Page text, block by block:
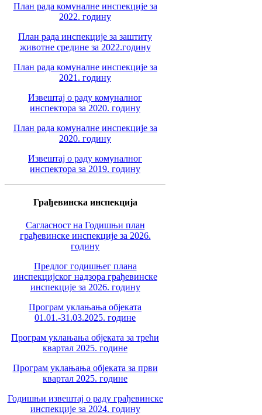
План рада комуналне инспекције за
2022. годину
План рада инспекције за заштиту
животне средине за 2022.годину
План рада комуналне инспекције за
2021. годину
Извештај о раду комуналног
инспектора за 2020. годину
План рада комуналне инспекције за
2020. годину
Извештај о раду комуналног
инспектора за 2019. годину
Грађевинска инспекција
Сагласност на Годишњи план
грађевинске инспекције за 2026.
годину
Предлог годишњег плана
инспекцијског надзора грађевинске
инспекције за 2026. годину
Програм уклањања објеката
01.01.-31.03.2025. године
Програм уклањања објеката за трећи
квартал 2025. године
Програм уклањања објеката за први
квартал 2025. године
Годишњи извештај о раду грађевинске
инспекције за 2024. годину